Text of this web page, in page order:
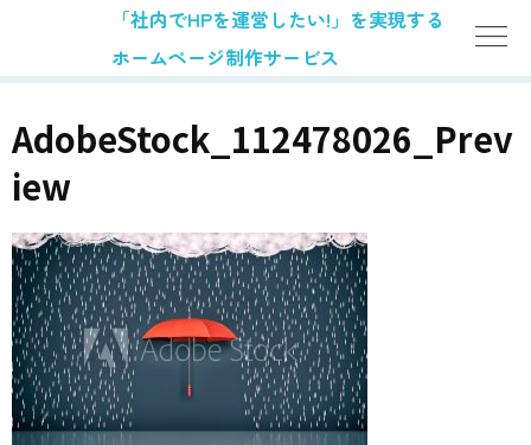
「社内でHPを運営したい!」を実現する
ホームページ制作サービス
AdobeStock_112478026_Prev
iew